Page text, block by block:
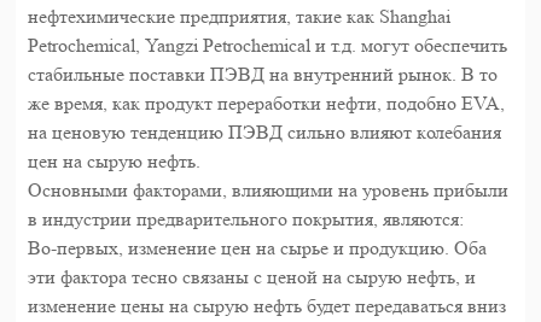
нефтехимические предприятия, такие как Shanghai
Petrochemical, Yangzi Petrochemical и т.д. могут обеспечить
стабильные поставки ПЭВД на внутренний рынок. В то
же время, как продукт переработки нефти, подобно EVA,
на ценовую тенденцию ПЭВД сильно влияют колебания
цен на сырую нефть.
Основными факторами, влияющими на уровень прибыли
в индустрии предварительного покрытия, являются:
Во-первых, изменение цен на сырье и продукцию. Оба
эти фактора тесно связаны с ценой на сырую нефть, и
изменение цены на сырую нефть будет передаваться вниз